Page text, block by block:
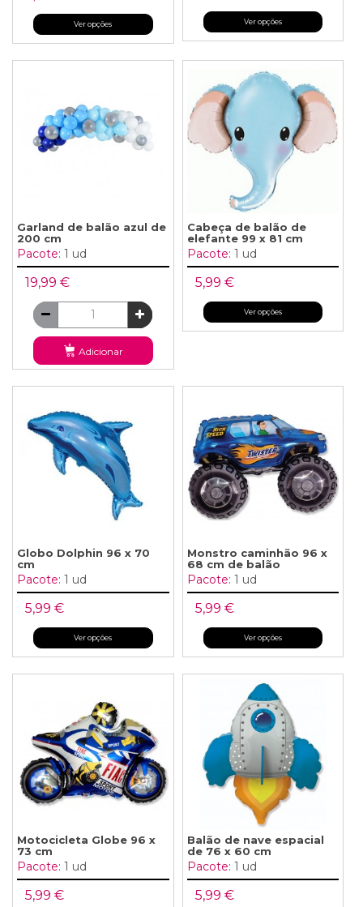
Ver opções Ver opções
Garland de balão azul de
200 cm
Pacote: 1 ud
19,99 €
Adicionar
Cabeça de balão de
elefante 99 x 81 cm
Pacote: 1 ud
5,99 €
Ver opções
Globo Dolphin 96 x 70
cm
Pacote: 1 ud
5,99 €
Ver opções
Monstro caminhão 96 x
68 cm de balão
Pacote: 1 ud
5,99 €
Ver opções
Motocicleta Globe 96 x
73 cm
Pacote: 1 ud
5,99 €
Balão de nave espacial
de 76 x 60 cm
Pacote: 1 ud
5,99 €